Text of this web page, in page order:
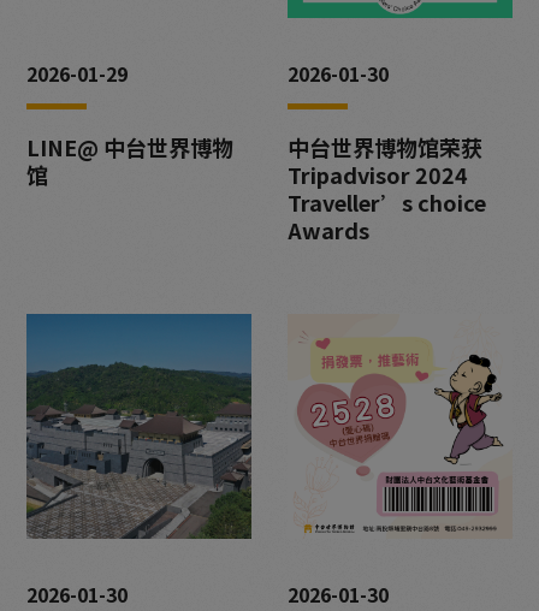
2026-01-29
LINE@ 中台世界博物
馆
2026-01-30
中台世界博物馆荣获
Tripadvisor 2024
Traveller’s choice
Awards
2026-01-30 2026-01-30